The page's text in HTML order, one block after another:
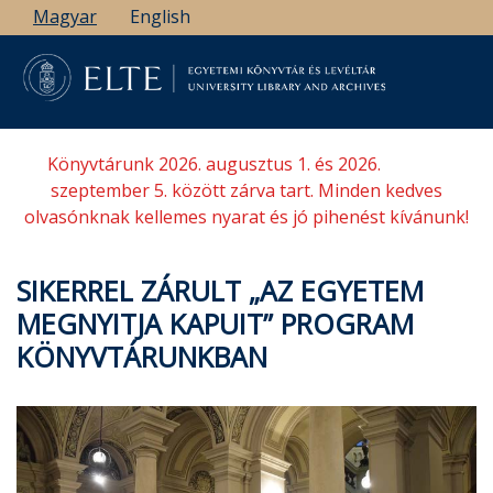
Ugrás
a
tartalomra
Magyar English
Könyvtárunk 2026. augusztus 1. és 2026.
szeptember 5. között zárva tart. Minden kedves
olvasónknak kellemes nyarat és jó pihenést kívánunk!
SIKERREL ZÁRULT „AZ EGYETEM
MEGNYITJA KAPUIT” PROGRAM
KÖNYVTÁRUNKBAN